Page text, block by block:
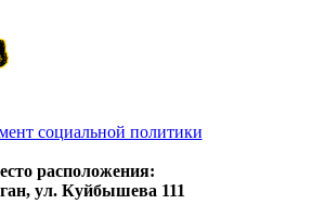
социальной политики
расположения:
ул. Куйбышева 111